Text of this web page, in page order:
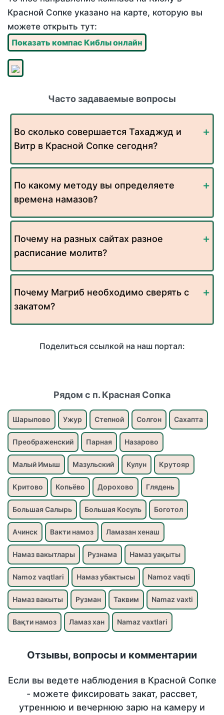
Красной Сопке указано на карте, которую вы
можете открыть тут:
Показать компас Киблы онлайн
Часто задаваемые вопросы
Во сколько совершается Тахаджуд и
Витр в Красной Сопке сегодня?
По какому методу вы определяете
времена намазов?
Почему на разных сайтах разное
расписание молитв?
Почему Магриб необходимо сверять с
закатом?
Поделиться ссылкой на наш портал:
Рядом с п. Красная Сопка
Шарыпово Ужур Степной Солгон Сахапта
Преображенский Парная Назарово
Малый Имыш Мазульский Кулун Крутояр
Критово Копьёво Дорохово Глядень
Большая Салырь Большая Косуль Боготол
Ачинск Вакти намоз Ламазан хенаш
Намаз вакытлары Рузнама Намаз уақыты
Namoz vaqtlari Намаз убактысы Namoz vaqti
Намаз вакыты Рузман Таквим Namaz vaxti
Вақти намоз Ламаз хан Namaz vaxtlari
Отзывы, вопросы и комментарии
Если вы ведете наблюдения в Красной Сопке
- можете фиксировать закат, рассвет,
утреннюю и вечернюю зарю на камеру и